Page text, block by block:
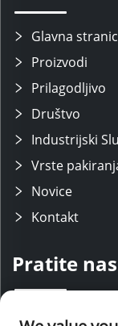
Glavna
Proizvodi
Prilagodljivo
Društvo
Industrijski
Vrste
Novice
Kontakt
Pratite nas
Održavamo stručni